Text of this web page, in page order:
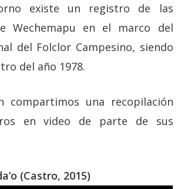
existe un registro de las
Wechemapu en el marco del
del Folclor Campesino, siendo
del año 1978.
compartimos una recopilación
en video de parte de sus
(Castro, 2015)